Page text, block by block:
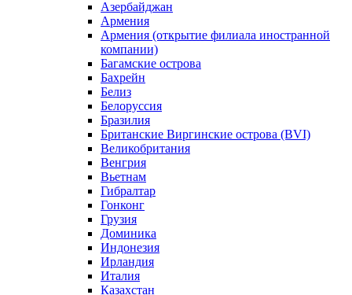
Азербайджан
Армения
Армения (открытие филиала иностранной
компании)
Багамские острова
Бахрейн
Белиз
Белоруссия
Бразилия
Британские Виргинские острова (BVI)
Великобритания
Венгрия
Вьетнам
Гибралтар
Гонконг
Грузия
Доминика
Индонезия
Ирландия
Италия
Казахстан